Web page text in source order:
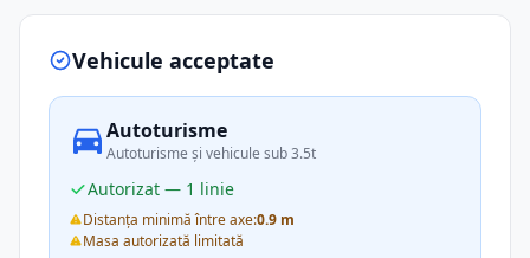
Vehicule acceptate
Autoturisme
Autoturisme și vehicule sub 3.5t
Autorizat — 1 linie
Distanța minimă între axe:0.9 m
Masa autorizată limitată